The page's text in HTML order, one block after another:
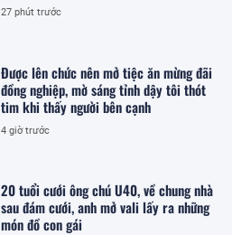
27 phút trước
Được lên chức nên mở tiệc ăn mừng đãi
đồng nghiệp, mờ sáng tỉnh dậy tôi thót
tim khi thấy người bên cạnh
4 giờ trước
20 tuổi cưới ông chú U40, về chung nhà
sau đám cưới, anh mở vali lấy ra những
món đồ con gái